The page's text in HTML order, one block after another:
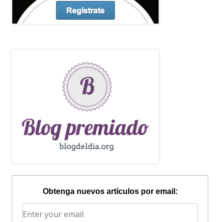
Obtenga nuevos artículos por email: